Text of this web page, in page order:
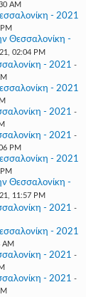
AM
- 2021
Θεσσαλονίκη -
02:04 PM
- 2021 -
- 2021
- 2021 -
- 2021 -
PM
- 2021
Θεσσαλονίκη -
11:57 PM
- 2021 -
- 2021
AM
- 2021 -
- 2021 -